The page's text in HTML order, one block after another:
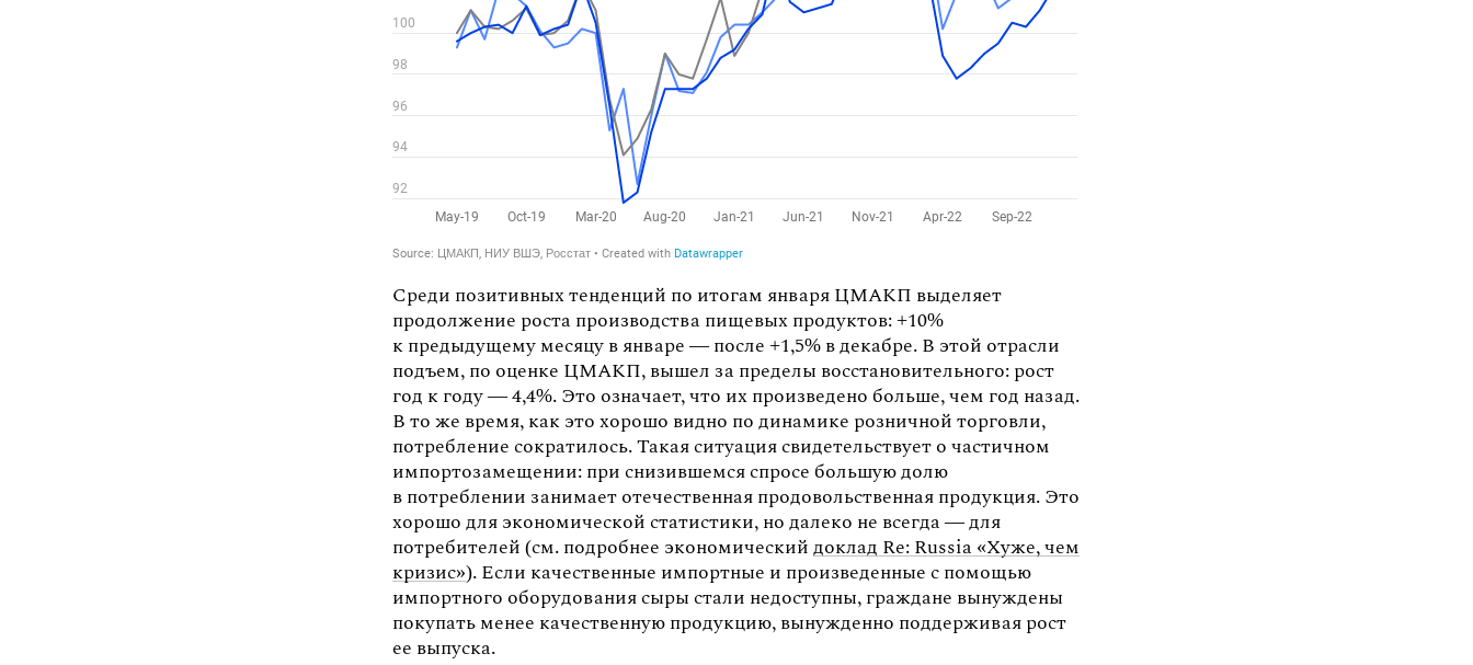
Среди позитивных тенденций по итогам января ЦМАКП выделяет
продолжение роста производства пищевых продуктов: +10%
к предыдущему месяцу в январе — после +1,5% в декабре. В этой отрасли
подъем, по оценке ЦМАКП, вышел за пределы восстановительного: рост
год к году — 4,4%. Это означает, что их произведено больше, чем год назад.
В то же время, как это хорошо видно по динамике розничной торговли,
потребление сократилось. Такая ситуация свидетельствует о частичном
импортозамещении: при снизившемся спросе большую долю
в потреблении занимает отечественная продовольственная продукция. Это
хорошо для экономической статистики, но далеко не всегда — для
потребителей (см. подробнее экономическийдоклад Re: Russia «Хуже, чем
кризис»). Если качественные импортные и произведенные с помощью
импортного оборудования сыры стали недоступны, граждане вынуждены
покупать менее качественную продукцию, вынужденно поддерживая рост
ее выпуска.